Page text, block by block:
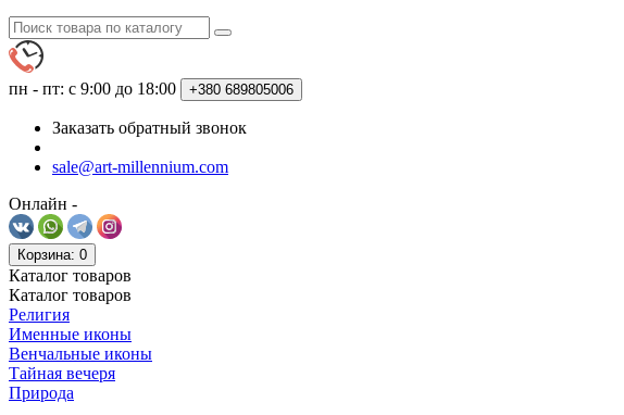
пн - пт: с 9:00 до 18:00 +380 689805006
Заказать обратный звонок
sale@art-millennium.com
Онлайн -
Корзина: 0
Каталог товаров
Каталог товаров
Религия
Именные иконы
Венчальные иконы
Тайная вечеря
Природа